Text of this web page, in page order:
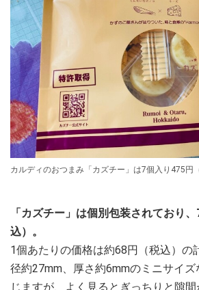
カルディのおつまみ「カズチー」は7個入り475円
「カズチー」は個別包装されており
込）。
1個あたりの価格は約68円（税込）の
径約27mm、厚さ約6mmのミニサイ
じますが、よく見るとぎっちりと隙